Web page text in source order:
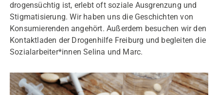
drogensüchtig ist, erlebt oft soziale Ausgrenzung und
Stigmatisierung. Wir haben uns die Geschichten von
Konsumierenden angehört. Außerdem besuchen wir den
Kontaktladen der Drogenhilfe Freiburg und begleiten die
Sozialarbeiter*innen Selina und Marc.